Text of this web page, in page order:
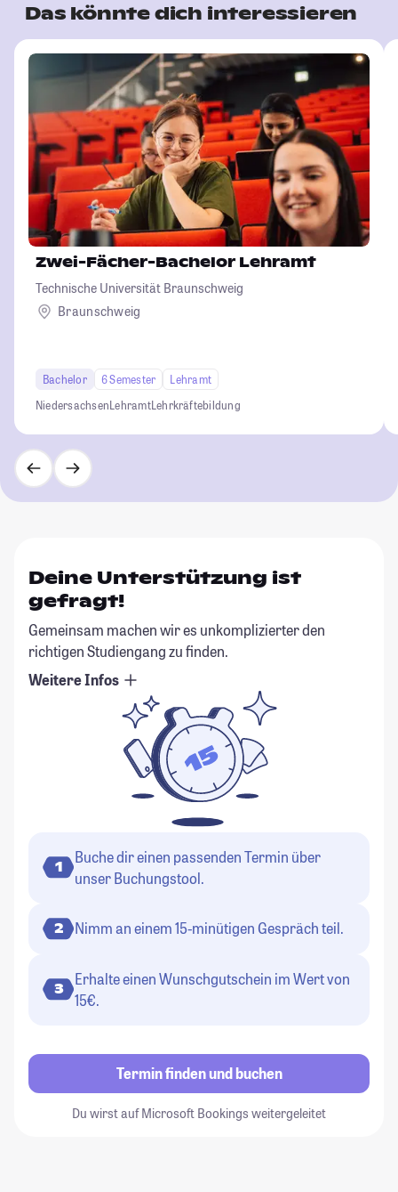
Das könnte dich interessieren
Zwei-Fächer-Bachelor Lehramt
Technische Universität Braunschweig
Braunschweig
Bachelor 6 Semester
Lehramt
NiedersachsenLehramtLehrkräftebildung
Deine Unterstützung ist
gefragt!
Gemeinsam machen wir es unkomplizierter den
richtigen Studiengang zu finden.
Weitere Infos
1
Buche dir einen passenden Termin über
unser Buchungstool.
2 Nimm an einem 15-minütigen Gespräch teil.
3
Erhalte einen Wunschgutschein im Wert von
15€.
Termin finden und buchen
Du wirst auf Microsoft Bookings weitergeleitet